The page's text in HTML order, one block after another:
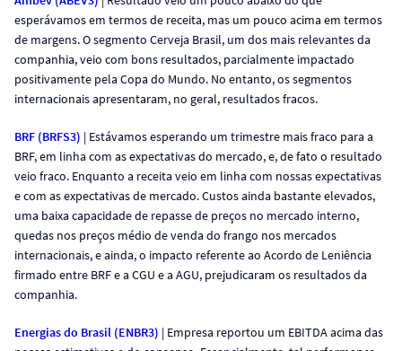
esperávamos em termos de receita, mas um pouco acima em termos
de margens. O segmento Cerveja Brasil, um dos mais relevantes da
companhia, veio com bons resultados, parcialmente impactado
positivamente pela Copa do Mundo. No entanto, os segmentos
internacionais apresentaram, no geral, resultados fracos.
BRF (BRFS3) | Estávamos esperando um trimestre mais fraco para a
BRF, em linha com as expectativas do mercado, e, de fato o resultado
veio fraco. Enquanto a receita veio em linha com nossas expectativas
e com as expectativas de mercado. Custos ainda bastante elevados,
uma baixa capacidade de repasse de preços no mercado interno,
quedas nos preços médio de venda do frango nos mercados
internacionais, e ainda, o impacto referente ao Acordo de Leniência
firmado entre BRF e a CGU e a AGU, prejudicaram os resultados da
companhia.
Energias do Brasil (ENBR3) | Empresa reportou um EBITDA acima das